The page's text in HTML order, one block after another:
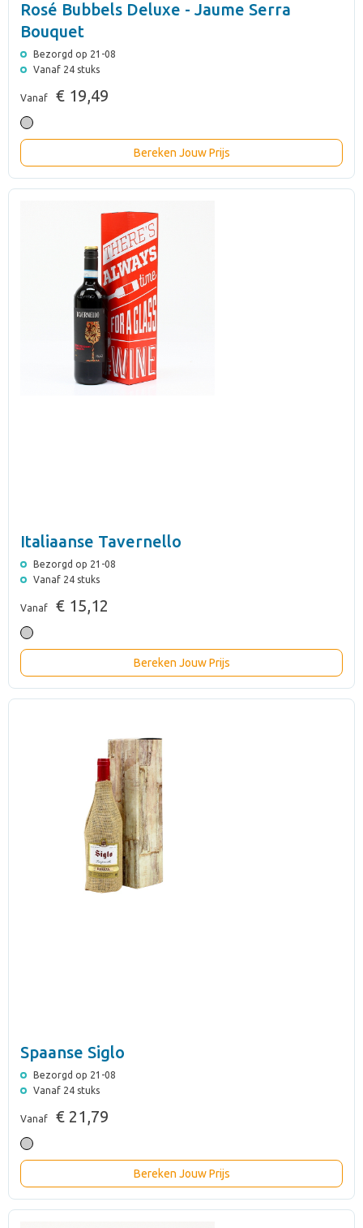
Rosé Bubbels Deluxe - Jaume Serra
Bouquet
Bezorgd op 21-08
Vanaf 24 stuks
Vanaf € 19,49
Bereken Jouw Prijs
Italiaanse Tavernello
Bezorgd op 21-08
Vanaf 24 stuks
Vanaf € 15,12
Bereken Jouw Prijs
Spaanse Siglo
Bezorgd op 21-08
Vanaf 24 stuks
Vanaf € 21,79
Bereken Jouw Prijs